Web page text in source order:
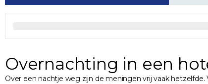
Overnachting in een
Over een nachtje weg zijn de meningen vrij vaak